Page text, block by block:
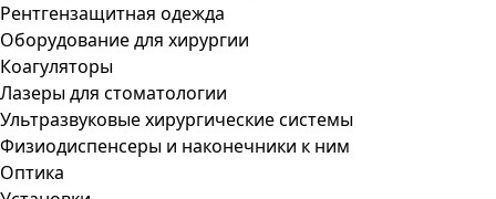
Рентгензащитная одежда
Оборудование для хирургии
Коагуляторы
Лазеры для стоматологии
Ультразвуковые хирургические системы
Физиодиспенсеры и наконечники к ним
Оптика